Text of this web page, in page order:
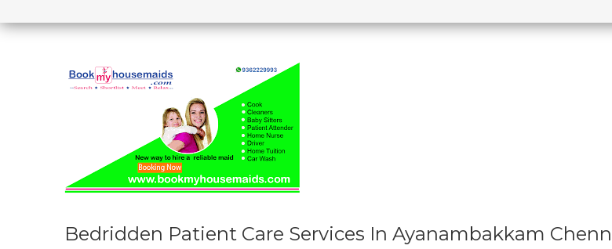
Bedridden Patient Care Services In Ayanambakkam